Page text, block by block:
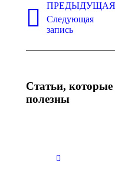
по
записям
ПРЕДЫДУЩАЯ
Предыдущая
запись:
Следующая
запись
Статьи,
полезны